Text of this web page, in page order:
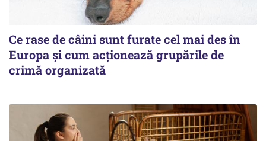
Ce rase de câini sunt furate cel mai des în
Europa și cum acționează grupările de
crimă organizată